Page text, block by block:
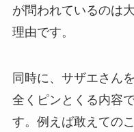
が問われているのは
理由です。
同時に、サザエさん
全くピンとくる内容
す。例えば敢えての